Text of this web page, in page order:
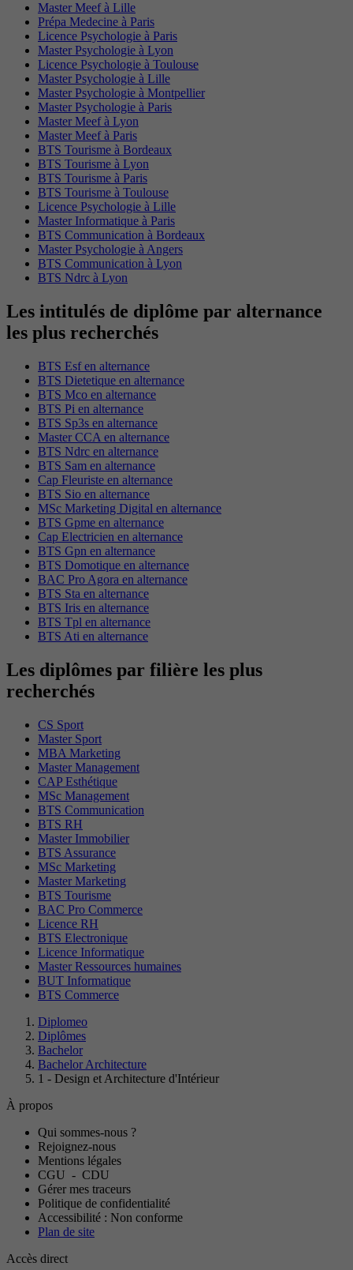
Master Meef à Lille
Prépa Medecine à Paris
Licence Psychologie à Paris
Master Psychologie à Lyon
Licence Psychologie à Toulouse
Master Psychologie à Lille
Master Psychologie à Montpellier
Master Psychologie à Paris
Master Meef à Lyon
Master Meef à Paris
BTS Tourisme à Bordeaux
BTS Tourisme à Lyon
BTS Tourisme à Paris
BTS Tourisme à Toulouse
Licence Psychologie à Lille
Master Informatique à Paris
BTS Communication à Bordeaux
Master Psychologie à Angers
BTS Communication à Lyon
BTS Ndrc à Lyon
Les intitulés de diplôme par alternance
les plus recherchés
BTS Esf en alternance
BTS Dietetique en alternance
BTS Mco en alternance
BTS Pi en alternance
BTS Sp3s en alternance
Master CCA en alternance
BTS Ndrc en alternance
BTS Sam en alternance
Cap Fleuriste en alternance
BTS Sio en alternance
MSc Marketing Digital en alternance
BTS Gpme en alternance
Cap Electricien en alternance
BTS Gpn en alternance
BTS Domotique en alternance
BAC Pro Agora en alternance
BTS Sta en alternance
BTS Iris en alternance
BTS Tpl en alternance
BTS Ati en alternance
Les diplômes par filière les plus
recherchés
CS Sport
Master Sport
MBA Marketing
Master Management
CAP Esthétique
MSc Management
BTS Communication
BTS RH
Master Immobilier
BTS Assurance
MSc Marketing
Master Marketing
BTS Tourisme
BAC Pro Commerce
Licence RH
BTS Electronique
Licence Informatique
Master Ressources humaines
BUT Informatique
BTS Commerce
Diplomeo
Diplômes
Bachelor
Bachelor Architecture
1 - Design et Architecture d'Intérieur
À propos
Qui sommes-nous ?
Rejoignez-nous
Mentions légales
CGU - CDU
Gérer mes traceurs
Politique de confidentialité
Accessibilité : Non conforme
Plan de site
Accès direct